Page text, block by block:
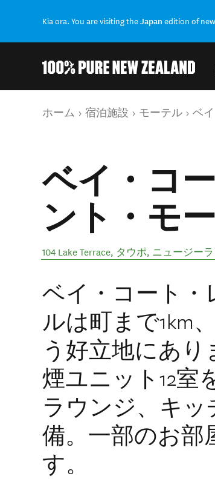
Kia ora. You are visiting theJapan edition of
現在のページ
ホーム 宿泊施設 モーテル ベ
ベイ・コ
ント・モ
104 Lake Terrace, タウポ, ニュージー
ベイ・コート・
ルは町まで1km
う好立地にあ
煙ユニット12室
ラウンジ、キ
備。一部のお部
す。